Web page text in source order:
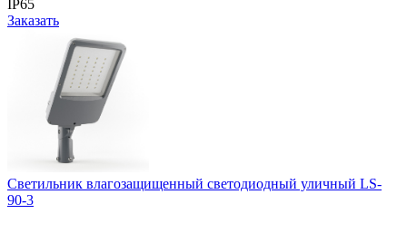
IP65
Заказать
Cветильник влагозащищенный светодиодный уличный LS-
90-3